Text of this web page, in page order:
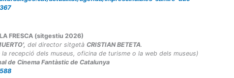
LA FRESCA (sitgestiu 2026)
del director sitgetà CRISTIAN BETETA.
recepció dels museus, oficina de turisme o la web dels museus)
de Cinema Fantàstic de Catalunya